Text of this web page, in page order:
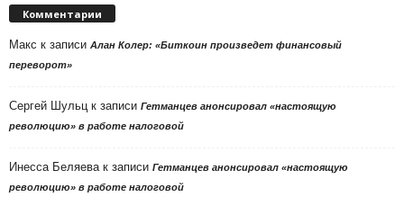
Комментарии
Макс к записи Алан Колер: «Биткоин произведет финансовый
переворот»
Сергей Шульцк записи Гетманцев анонсировал «настоящую
революцию» в работе налоговой
Инесса Беляевак записи Гетманцев анонсировал «настоящую
революцию» в работе налоговой